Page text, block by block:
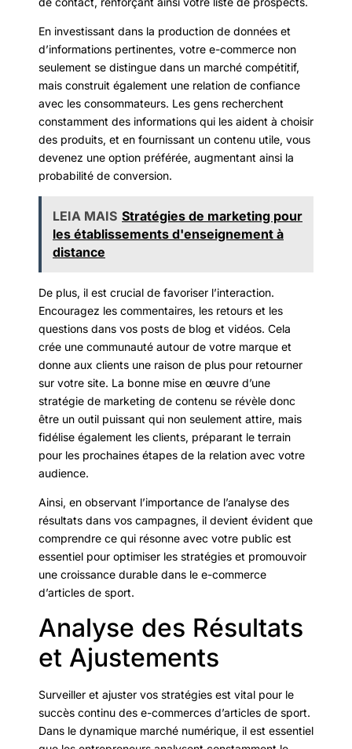
En investissant dans la production de données et
d’informations pertinentes, votre e-commerce non
seulement se distingue dans un marché compétitif,
mais construit également une relation de confiance
avec les consommateurs. Les gens recherchent
constamment des informations qui les aident à choisir
des produits, et en fournissant un contenu utile, vous
devenez une option préférée, augmentant ainsi la
probabilité de conversion.
LEIA MAIS Stratégies de marketing pour
les établissements d'enseignement à
distance
De plus, il est crucial de favoriser l’interaction.
Encouragez les commentaires, les retours et les
questions dans vos posts de blog et vidéos. Cela
crée une communauté autour de votre marque et
donne aux clients une raison de plus pour retourner
sur votre site. La bonne mise en œuvre d’une
stratégie de marketing de contenu se révèle donc
être un outil puissant qui non seulement attire, mais
fidélise également les clients, préparant le terrain
pour les prochaines étapes de la relation avec votre
audience.
Ainsi, en observant l’importance de l’analyse des
résultats dans vos campagnes, il devient évident que
comprendre ce qui résonne avec votre public est
essentiel pour optimiser les stratégies et promouvoir
une croissance durable dans le e-commerce
d’articles de sport.
Analyse des Résultats
et Ajustements
Surveiller et ajuster vos stratégies est vital pour le
succès continu des e-commerces d’articles de sport.
Dans le dynamique marché numérique, il est essentiel